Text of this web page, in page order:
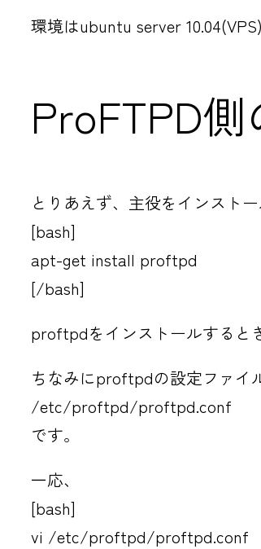
環境はubuntu server 10.04(VPS)
ProFTPD
とりあえず、主役をインスト
[bash]
apt-get install proftpd
[/bash]
proftpdをインストールすると
ちなみにproftpdの設定ファイ
/etc/proftpd/proftpd.conf
です。
一応、
[bash]
vi /etc/proftpd/proftpd.conf